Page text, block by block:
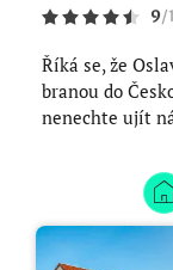
9/
Říká se, že
branou do
nenechte ujít